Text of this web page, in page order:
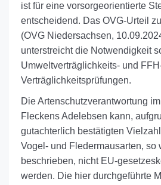
ist für eine vorsorgeorientierte
entscheidend. Das OVG-Urteil
(OVG Niedersachsen,
unterstreicht die Notwendigkeit
Umweltverträglichkeits- und
Verträglichkeitsprüfungen.
Die Artenschutzverantwortung
Fleckens Adelebsen kann,
gutachterlich bestätigten
Vogel- und Fledermausarten, so
beschrieben, nicht EU-
werden. Die hier durchgeführte